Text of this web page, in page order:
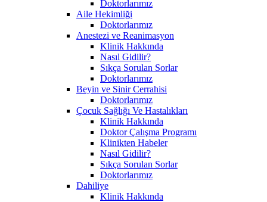
Doktorlarımız
Aile Hekimliği
Doktorlarımız
Anestezi ve Reanimasyon
Klinik Hakkında
Nasıl Gidilir?
Sıkça Sorulan Sorlar
Doktorlarımız
Beyin ve Sinir Cerrahisi
Doktorlarımız
Çocuk Sağlığı Ve Hastalıkları
Klinik Hakkında
Doktor Çalışma Programı
Klinikten Habeler
Nasıl Gidilir?
Sıkça Sorulan Sorlar
Doktorlarımız
Dahiliye
Klinik Hakkında